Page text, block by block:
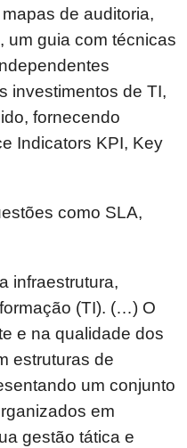
de auditoria,
um guia com técnicas
investimentos de TI,
fornecendo
Indicators KPI, Key
como SLA,
infraestrutura,
(TI). (…) O
e na qualidade dos
estruturas de
um conjunto
em
gestão tática e